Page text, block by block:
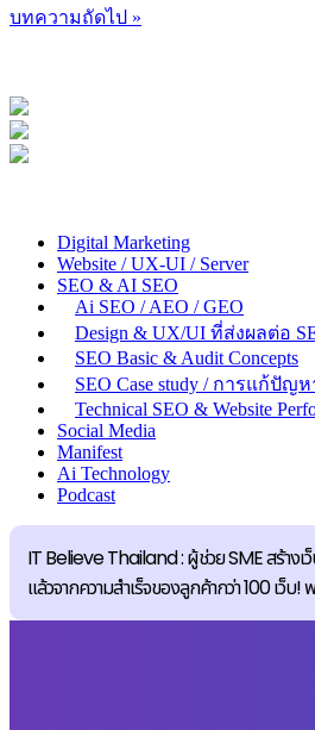
บทความถัดไป »
Digital Marketing
Website / UX-UI / Server
SEO & AI SEO
Ai SEO / AEO / GEO
Design & UX/UI ที่ส่งผลต่อ
SEO Basic & Audit Concepts
SEO Case study / การแก้ปัญห
Technical SEO & Website
Social Media
Manifest
Ai Technology
Podcast
IT Believe Thailand : ผู้ช่วย SME สร้าง
แล้วจากความสำเร็จของลูกค้ากว่า 100 เ